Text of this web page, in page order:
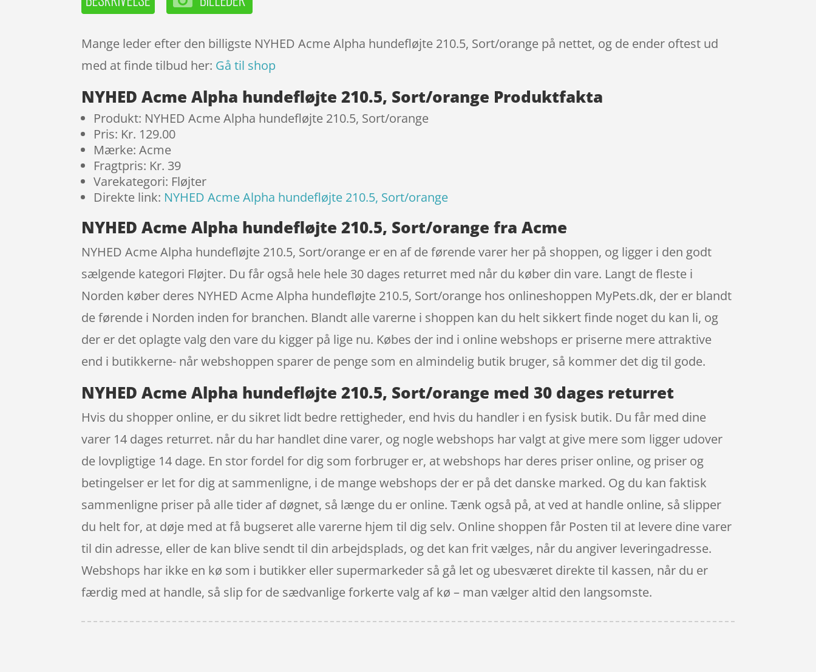
Mange leder efter den billigste NYHED Acme Alpha hundefløjte 210.5, Sort/orange på nettet, og de ender oftest ud
med at finde tilbud her: Gå til shop
NYHED Acme Alpha hundefløjte 210.5, Sort/orange Produktfakta
Produkt: NYHED Acme Alpha hundefløjte 210.5, Sort/orange
Pris: Kr. 129.00
Mærke: Acme
Fragtpris: Kr. 39
Varekategori: Fløjter
Direkte link: NYHED Acme Alpha hundefløjte 210.5, Sort/orange
NYHED Acme Alpha hundefløjte 210.5, Sort/orange fra Acme
NYHED Acme Alpha hundefløjte 210.5, Sort/orange er en af de førende varer her på shoppen, og ligger i den godt
sælgende kategori Fløjter. Du får også hele hele 30 dages returret med når du køber din vare. Langt de fleste i
Norden køber deres NYHED Acme Alpha hundefløjte 210.5, Sort/orange hos onlineshoppen MyPets.dk, der er blandt
de førende i Norden inden for branchen. Blandt alle varerne i shoppen kan du helt sikkert finde noget du kan li, og
der er det oplagte valg den vare du kigger på lige nu. Købes der ind i online webshops er priserne mere attraktive
end i butikkerne- når webshoppen sparer de penge som en almindelig butik bruger, så kommer det dig til gode.
NYHED Acme Alpha hundefløjte 210.5, Sort/orange med 30 dages returret
Hvis du shopper online, er du sikret lidt bedre rettigheder, end hvis du handler i en fysisk butik. Du får med dine
varer 14 dages returret. når du har handlet dine varer, og nogle webshops har valgt at give mere som ligger udover
de lovpligtige 14 dage. En stor fordel for dig som forbruger er, at webshops har deres priser online, og priser og
betingelser er let for dig at sammenligne, i de mange webshops der er på det danske marked. Og du kan faktisk
sammenligne priser på alle tider af døgnet, så længe du er online. Tænk også på, at ved at handle online, så slipper
du helt for, at døje med at få bugseret alle varerne hjem til dig selv. Online shoppen får Posten til at levere dine varer
til din adresse, eller de kan blive sendt til din arbejdsplads, og det kan frit vælges, når du angiver leveringadresse.
Webshops har ikke en kø som i butikker eller supermarkeder så gå let og ubesværet direkte til kassen, når du er
færdig med at handle, så slip for de sædvanlige forkerte valg af kø – man vælger altid den langsomste.